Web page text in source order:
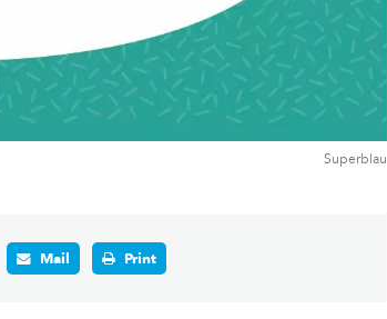
Superblau
Mail Print